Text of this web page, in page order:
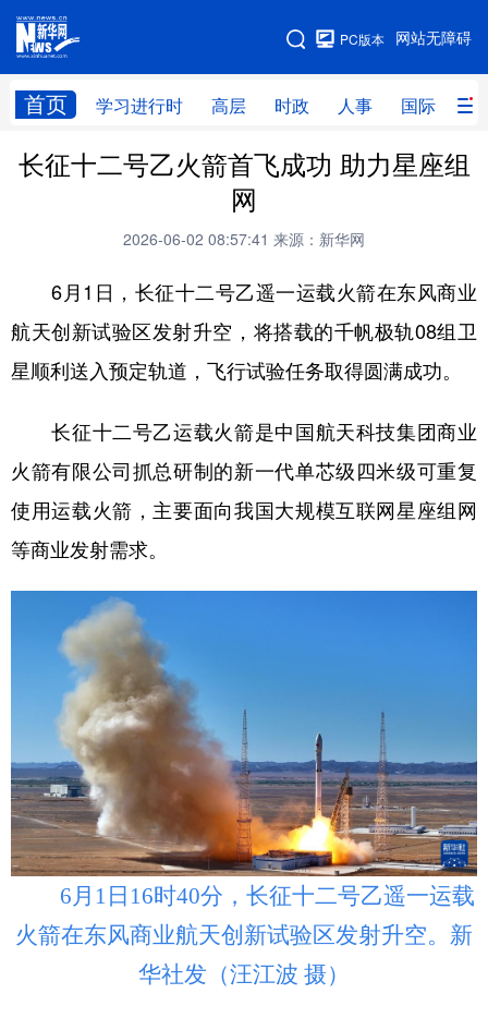
网站无障碍
PC版本
首页 学习进行时 高层 时政 人事 国际 财
网站地图
学习进行时 高层 时政 人事
科技 科创 量子 体育
文化 书画 健康
法律 中央文件 金融 汽车
食品 人居 信息化 数字经济
彩票
公益 一带一路
文化产业
地方频道
天津 河北 山西
辽宁 吉林 上海 江苏
浙江 安徽 福建 江西
河南 湖北
长征十二号乙火箭首飞成功 助力星座组
网
2026-06-02 08:57:41 来源：新华网
6月1日，长征十二号乙遥一运载火箭在东风商业
航天创新试验区发射升空，将搭载的千帆极轨08组卫
星顺利送入预定轨道，飞行试验任务取得圆满成功。
长征十二号乙运载火箭是中国航天科技集团商业
火箭有限公司抓总研制的新一代单芯级四米级可重复
使用运载火箭，主要面向我国大规模互联网星座组网
等商业发射需求。
6月1日16时40分，长征十二号乙遥一运载
火箭在东风商业航天创新试验区发射升空。新
华社发（汪江波 摄）